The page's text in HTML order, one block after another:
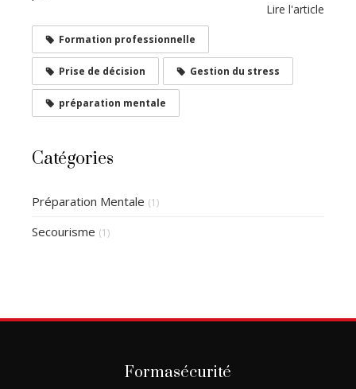
Lire l'article
Formation professionnelle
Prise de décision Gestion du stress
préparation mentale
Catégories
Préparation Mentale (1)
Secourisme (1)
Formasécurité